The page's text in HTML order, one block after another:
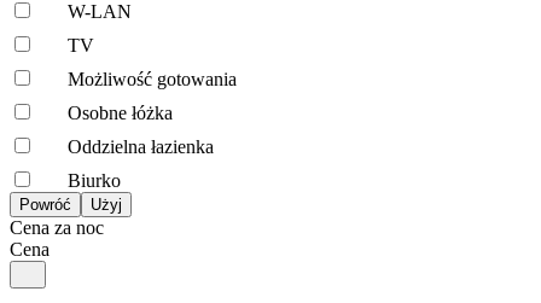
W-LAN
TV
Możliwość gotowania
Osobne łóżka
Oddzielna łazienka
Biurko
Cena za noc
Cena